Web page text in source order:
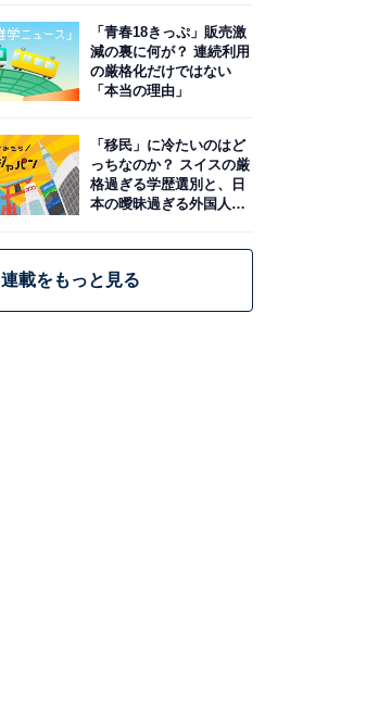
「青春18きっぷ」販売激
減の裏に何が？ 連続利用
の厳格化だけではない
「本当の理由」
「移民」に冷たいのはど
っちなのか？ スイスの厳
格過ぎる学歴選別と、日
本の曖昧過ぎる外国人政
連載をもっと見る